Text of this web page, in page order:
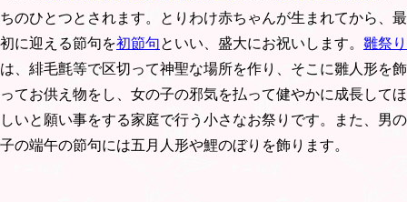
ちのひとつとされます。とりわけ赤ちゃんが生まれてから、最
初に迎える節句を初節句といい、盛大にお祝いします。 雛祭り
は、緋毛氈等で区切って神聖な場所を作り、そこに雛人形を飾
ってお供え物をし、女の子の邪気を払って健やかに成長してほ
しいと願い事をする家庭で行う小さなお祭りです。また、男の
子の端午の節句には五月人形や鯉のぼりを飾ります。